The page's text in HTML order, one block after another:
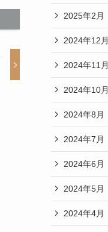
2025年2月
2024年12月
2024年11月
2024年10月
2024年8月
2024年7月
2024年6月
2024年5月
2024年4月